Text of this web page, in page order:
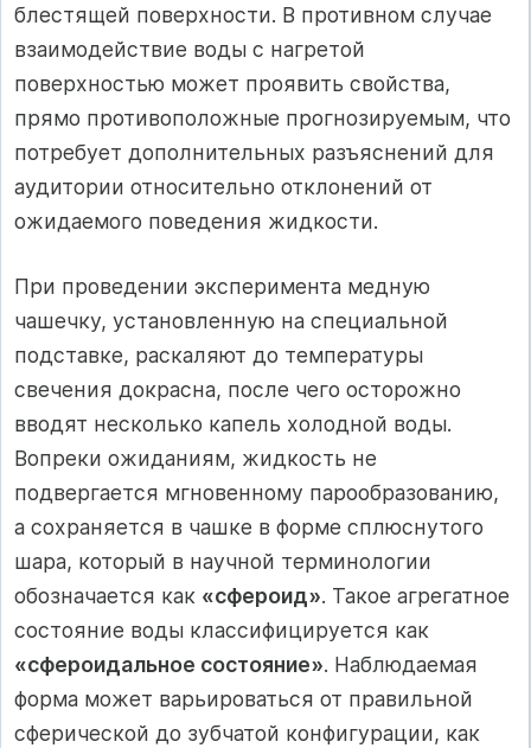
блестящей поверхности. В противном случае
взаимодействие воды с нагретой
поверхностью может проявить свойства,
прямо противоположные прогнозируемым, что
потребует дополнительных разъяснений для
аудитории относительно отклонений от
ожидаемого поведения жидкости.
При проведении эксперимента медную
чашечку, установленную на специальной
подставке, раскаляют до температуры
свечения докрасна, после чего осторожно
вводят несколько капель холодной воды.
Вопреки ожиданиям, жидкость не
подвергается мгновенному парообразованию,
а сохраняется в чашке в форме сплюснутого
шара, который в научной терминологии
обозначается как «сфероид». Такое агрегатное
состояние воды классифицируется как
«сфероидальное состояние». Наблюдаемая
форма может варьироваться от правильной
сферической до зубчатой конфигурации, как